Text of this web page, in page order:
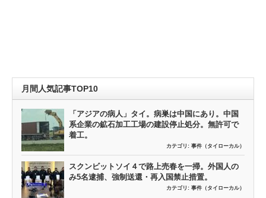
月間人気記事TOP10
「アジアの病人」タイ。病巣は中国にあり。中国
系企業の鉱石加工工場の建設停止処分。無許可で
着工。
カテゴリ: 事件（タイローカル）
スクンビットソイ４で路上売春を一掃。外国人の
み5名逮捕、強制送還・再入国禁止措置。
カテゴリ: 事件（タイローカル）